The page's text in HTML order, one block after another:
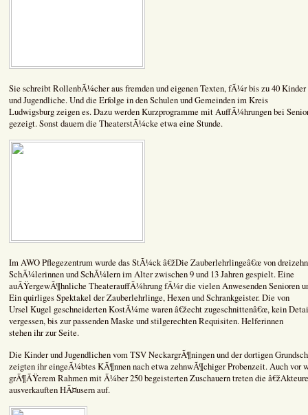
Sie schreibt RollenbÃ¼cher aus fremden und eigenen Texten, fÃ¼r bis zu 40 Kinder
und Jugendliche. Und die Erfolge in den Schulen und Gemeinden im Kreis
Ludwigsburg zeigen es. Dazu werden Kurzprogramme mit AuffÃ¼hrungen bei
gezeigt. Sonst dauern die TheaterstÃ¼cke etwa eine Stunde.
Im AWO Pflegezentrum wurde das StÃ¼ck â€žDie Zauberlehrlingeâ€œ von dreizehn
SchÃ¼lerinnen und SchÃ¼lern im Alter zwischen 9 und 13 Jahren gespielt. Eine
auÃŸergewÃ¶hnliche TheaterauffÃ¼hrung fÃ¼r die vielen Anwesenden Senioren
Ein quirliges Spektakel der Zauberlehrlinge, Hexen und Schrankgeister. Die von
Ursel Kugel geschneiderten KostÃ¼me waren â€žecht zugeschnittenâ€œ, kein
vergessen, bis zur passenden Maske und stilgerechten Requisiten. Helferinnen
stehen ihr zur Seite.
Die Kinder und Jugendlichen vom TSV NeckargrÃ¶ningen und der dortigen
zeigten ihr eingeÃ¼btes KÃ¶nnen nach etwa zehnwÃ¶chiger Probenzeit. Auch vor
grÃ¶ÃŸerem Rahmen mit Ã¼ber 250 begeisterten Zuschauern treten die
ausverkauften HÃ¤usern auf.